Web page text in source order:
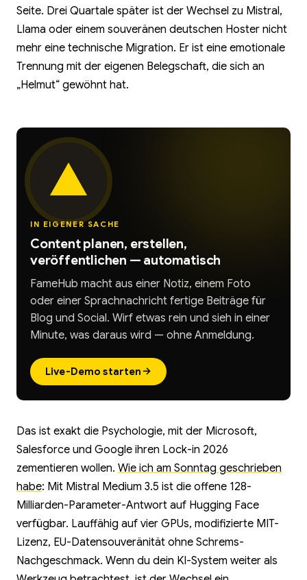
Seite. Drei Quartale später ist der Wechsel zu Mistral,
Llama oder einem souveränen deutschen Hoster nicht
mehr eine technische Migration. Er ist eine emotionale
Trennung mit der eigenen Belegschaft, die sich an
„Helmut“ gewöhnt hat.
IN EIGENER SACHE
Content planen, erstellen,
veröffentlichen — automatisch
FameHub macht aus einer Notiz, einem Foto
oder einer Sprachnachricht fertige Beiträge für
Blog und Social. Wirf etwas rein und sieh in einer
Minute, was daraus wird — ohne Anmeldung.
Live-Demo starten→
Das ist exakt die Psychologie, mit der Microsoft,
Salesforce und Google ihren Lock-in 2026
zementieren wollen. Wie ich am Sonntag geschrieben
habe: Mit Mistral Medium 3.5 ist die offene 128-
Milliarden-Parameter-Antwort auf Hugging Face
verfügbar. Lauffähig auf vier GPUs, modifizierte MIT-
Lizenz, EU-Datensouveränität ohne Schrems-
Nachgeschmack. Wenn du dein KI-System weiter als